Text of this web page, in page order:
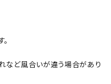
など風合いが違う場合があり